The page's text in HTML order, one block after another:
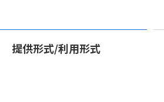
提供形式/利用形式